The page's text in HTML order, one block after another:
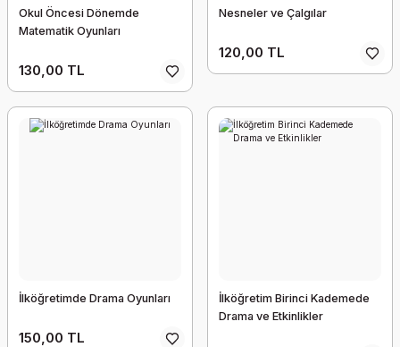
Okul Öncesi Dönemde
Matematik Oyunları
130,00 TL
Nesneler ve Çalgılar
120,00 TL
İlköğretimde Drama Oyunları
150,00 TL
İlköğretim Birinci Kademede
Drama ve Etkinlikler